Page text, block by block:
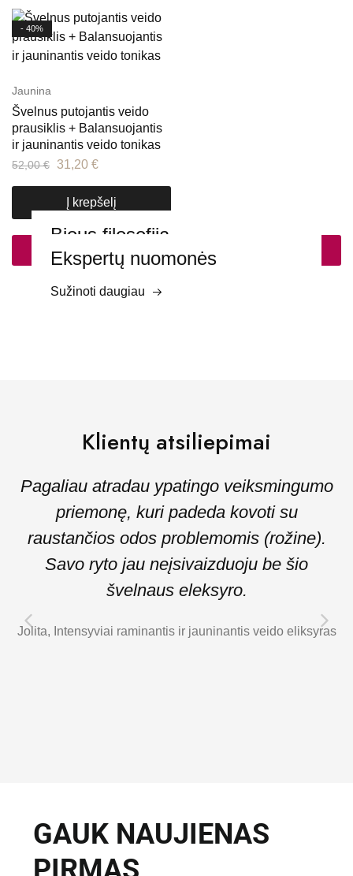
- 40%
Jaunina
Švelnus putojantis veido
prausiklis + Balansuojantis
ir jauninantis veido tonikas
52,00€ 31,20 €
Į krepšelį
DAUGIAU
Bious filosofija
Sužinoti daugiau
Ekspertų nuomonės
Sužinoti daugiau
Klientų atsiliepimai
Pagaliau atradau ypatingo veiksmingumo
priemonę, kuri padeda kovoti su
raustančios odos problemomis (rožine).
Savo ryto jau neįsivaizduoju be šio
švelnaus eleksyro.
Jolita, Intensyviai raminantis ir jauninantis veido eliksyras
GAUK NAUJIENAS